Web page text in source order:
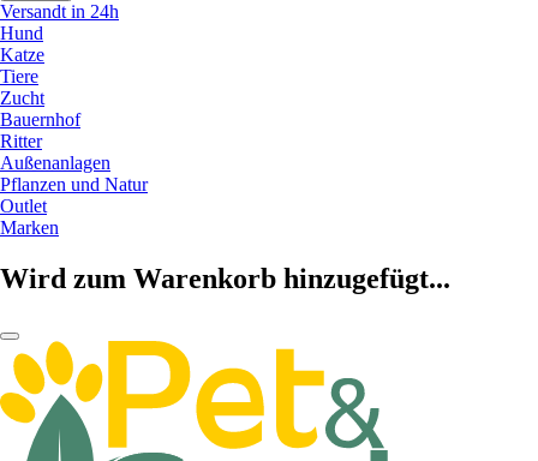
Versandt in 24h
Hund
Katze
Tiere
Zucht
Bauernhof
Ritter
Außenanlagen
Pflanzen und Natur
Outlet
Marken
Wird zum Warenkorb hinzugefügt...